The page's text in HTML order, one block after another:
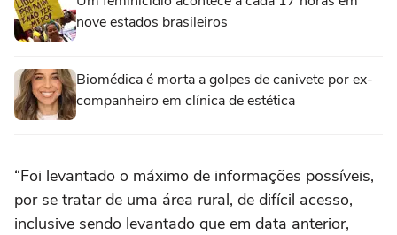
nove estados brasileiros
Biomédica é morta a golpes de canivete por ex-
companheiro em clínica de estética
“Foi levantado o máximo de informações possíveis,
por se tratar de uma área rural, de difícil acesso,
inclusive sendo levantado que em data anterior,